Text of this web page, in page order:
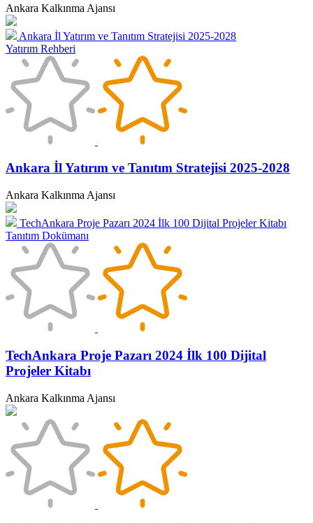
Ankara Kalkınma Ajansı
Ankara İl Yatırım ve Tanıtım Stratejisi 2025-2028
Yatırım Rehberi
Ankara İl Yatırım ve Tanıtım Stratejisi 2025-2028
Ankara Kalkınma Ajansı
TechAnkara Proje Pazarı 2024 İlk 100 Dijital Projeler Kitabı
Tanıtım Dokümanı
TechAnkara Proje Pazarı 2024 İlk 100 Dijital
Projeler Kitabı
Ankara Kalkınma Ajansı